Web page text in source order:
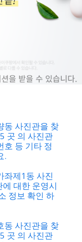
동 사진관을 찾
곳 의 사진관
호 등 기타 정
.
좌제1동 사진
대한 운영시
정보 확인 하
동 사진관을 찾
곳 의 사진관